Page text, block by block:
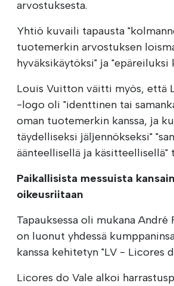
arvostuksesta.
Yhtiö kuvaili tapausta
tuotemerkin arvostuksen
hyväksikäytöksi" ja "epäreiluksi
Louis Vuitton väitti myös, että
-logo oli "identtinen tai
oman tuotemerkin kanssa, ja
täydelliseksi jäljennökseksi"
äänteellisellä ja käsitteellisellä"
Paikallisista messuista
oikeusriitaan
Tapauksessa oli mukana André
on luonut yhdessä
kanssa kehitetyn "LV - Licores
Licores do Vale alkoi